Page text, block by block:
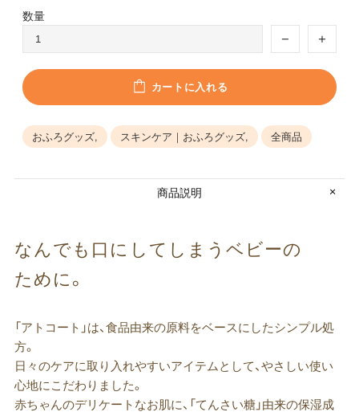
数量
カートに入れる
おふろグッズ, スキンケア｜おふろグッズ, 全商品
商品説明
なんでも​口に​してしまう​ベビーの​
ために。
「アトコート」は、食品由来の原料をベースにしたシンプル処
方。
日々のケアに取り入れやすいアイテムとして、やさしい使い
心地にこだわりました。
赤ちゃんのデリケートなお肌に、「てんさい糖」由来の保湿成